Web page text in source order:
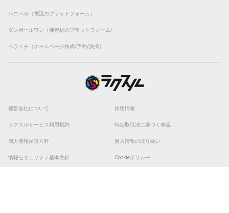
ハコベル（物流のプラットフォーム）
ダンボールワン（梱包材のプラットフォーム）
ペライチ（ホームページ作成/予約/決済）
運営会社について 採用情報
ラクスルサービス利用規約 特定取引法に基づく表記
個人情報保護方針 個人情報の取り扱い
情報セキュリティ基本方針 Cookieポリシー